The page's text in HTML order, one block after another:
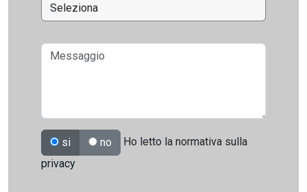
si no
Ho letto la normativa sulla
privacy